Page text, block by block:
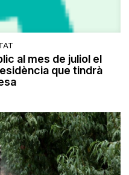
al mes de juliol el
que tindrà